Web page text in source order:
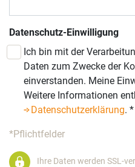
Datenschutz-Einwilligung
Ich bin mit der
Daten zum Zwecke der
einverstanden. Meine
Weitere Informationen
Datenschutzerklärung. *
*Pflichtfelder
Ihre Daten werden SSL-